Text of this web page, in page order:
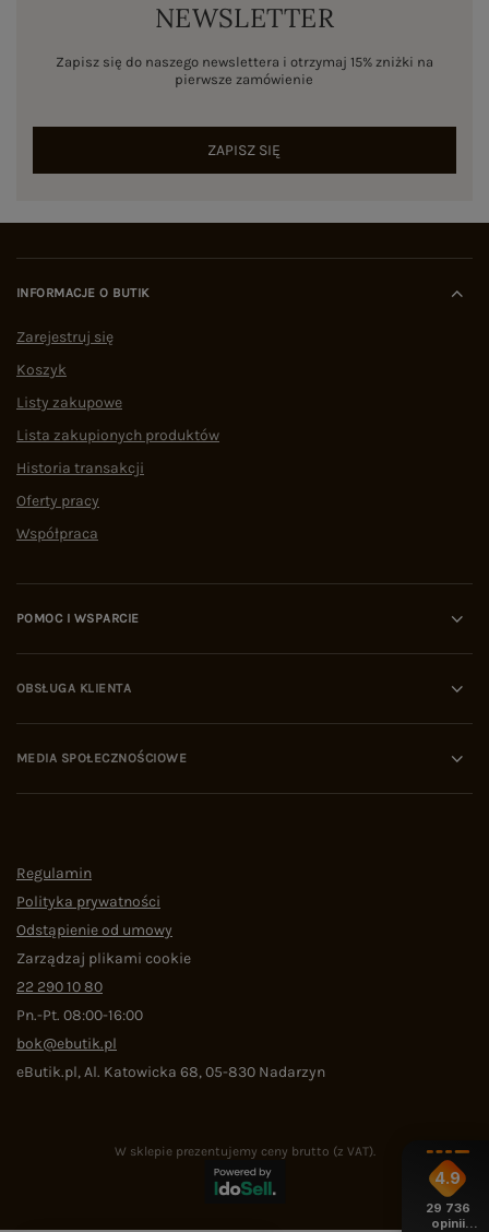
NEWSLETTER
Zapisz się do naszego newslettera i otrzymaj 15% zniżki na
pierwsze zamówienie
ZAPISZ SIĘ
INFORMACJE O BUTIK
Zarejestruj się
Koszyk
Listy zakupowe
Lista zakupionych produktów
Historia transakcji
Oferty pracy
Współpraca
POMOC I WSPARCIE
OBSŁUGA KLIENTA
MEDIA SPOŁECZNOŚCIOWE
Regulamin
Polityka prywatności
Odstąpienie od umowy
Zarządzaj plikami cookie
22 290 10 80
Pn.-Pt. 08:00-16:00
bok@ebutik.pl
eButik.pl,Al. Katowicka 68,05-830 Nadarzyn
W sklepie prezentujemy ceny brutto (z VAT).
4.9
29 736
opinii